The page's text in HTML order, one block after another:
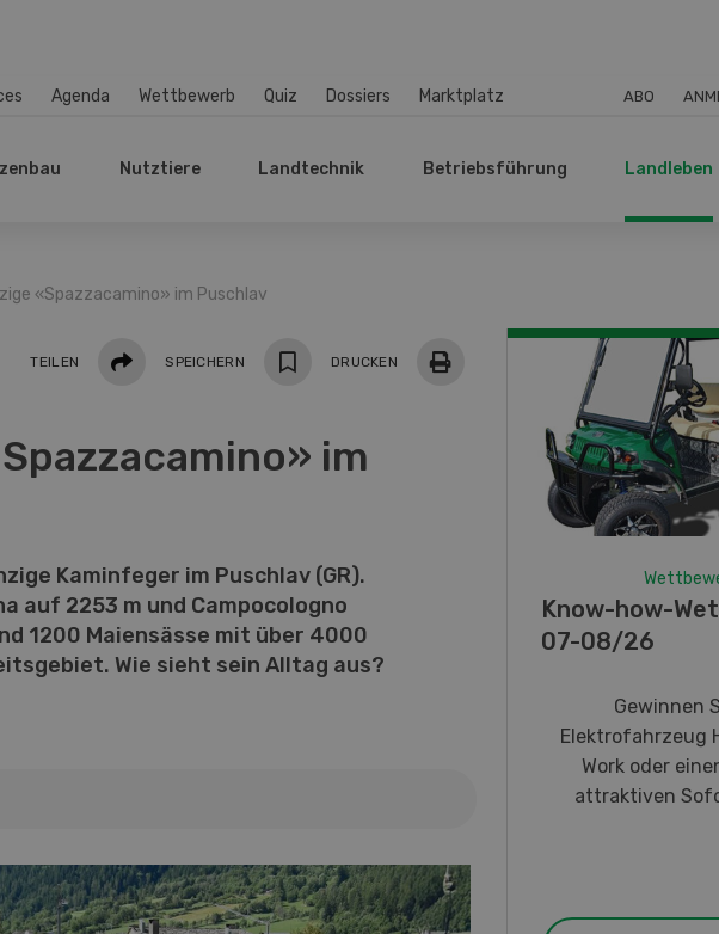
Agenda Wettbewerb Quiz Dossiers Marktplatz ABO
Nutztiere Landtechnik Betriebsführung Landleben
«Spazzacamino» im Puschlav
TEILEN Teilen SPEICHERN DRUCKEN
im
Kaminfeger im Puschlav (GR).
auf 2253 m und Campocologno
1200 Maiensässe mit über 4000
Wie sieht sein Alltag aus?
Know-how-
07-08/26
Gewinnen
Elektrofahrzeug
Work oder
attraktiven